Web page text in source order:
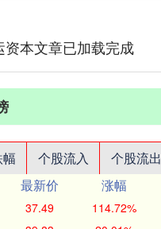
资本文章已加载完成
个股流入 个股流出
最新价 涨幅
37.49 114.72%